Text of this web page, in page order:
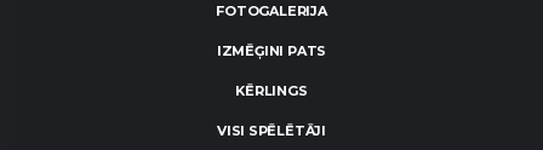
FOTOGALERIJA
IZMĒĢINI PATS
KĒRLINGS
VISI SPĒLĒTĀJI